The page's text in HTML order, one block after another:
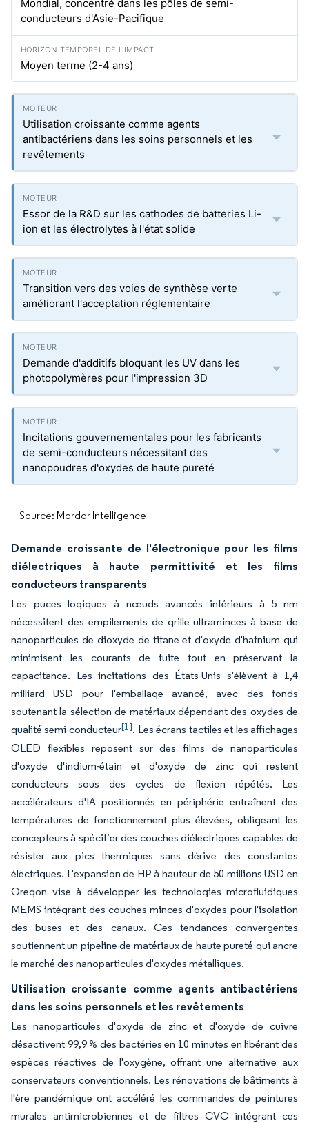
Mondial, concentré dans les pôles de semi-
conducteurs d'Asie-Pacifique
Moyen terme (2-4 ans)
Utilisation croissante comme agents
antibactériens dans les soins personnels et les
revêtements
Essor de la R&D sur les cathodes de batteries Li-
ion et les électrolytes à l'état solide
Transition vers des voies de synthèse verte
améliorant l'acceptation réglementaire
Demande d'additifs bloquant les UV dans les
photopolymères pour l'impression 3D
Incitations gouvernementales pour les fabricants
de semi-conducteurs nécessitant des
nanopoudres d'oxydes de haute pureté
Source: Mordor Intelligence
Demande croissante de l'électronique pour les films
diélectriques à haute permittivité et les films
conducteurs transparents
Les puces logiques à nœuds avancés inférieurs à 5 nm
nécessitent des empilements de grille ultraminces à base de
nanoparticules de dioxyde de titane et d'oxyde d'hafnium qui
minimisent les courants de fuite tout en préservant la
capacitance. Les incitations des États-Unis s'élèvent à 1,4
milliard USD pour l'emballage avancé, avec des fonds
soutenant la sélection de matériaux dépendant des oxydes de
qualité semi-conducteur[1]. Les écrans tactiles et les affichages
OLED flexibles reposent sur des films de nanoparticules
d'oxyde d'indium-étain et d'oxyde de zinc qui restent
conducteurs sous des cycles de flexion répétés. Les
accélérateurs d'IA positionnés en périphérie entraînent des
températures de fonctionnement plus élevées, obligeant les
concepteurs à spécifier des couches diélectriques capables de
résister aux pics thermiques sans dérive des constantes
électriques. L'expansion de HP à hauteur de 50 millions USD en
Oregon vise à développer les technologies microfluidiques
MEMS intégrant des couches minces d'oxydes pour l'isolation
des buses et des canaux. Ces tendances convergentes
soutiennent un pipeline de matériaux de haute pureté qui ancre
le marché des nanoparticules d'oxydes métalliques.
Utilisation croissante comme agents antibactériens
dans les soins personnels et les revêtements
Les nanoparticules d'oxyde de zinc et d'oxyde de cuivre
désactivent 99,9 % des bactéries en 10 minutes en libérant des
espèces réactives de l'oxygène, offrant une alternative aux
conservateurs conventionnels. Les rénovations de bâtiments à
l'ère pandémique ont accéléré les commandes de peintures
murales antimicrobiennes et de filtres CVC intégrant ces